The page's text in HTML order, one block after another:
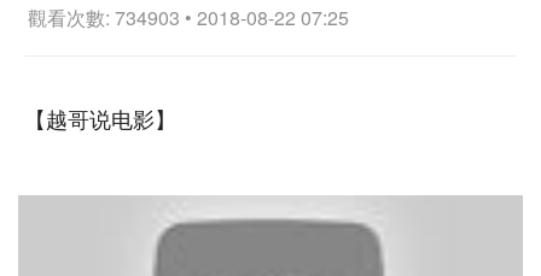
觀看次數: 734903 • 2018-08-22 07:25
【越哥说电影】